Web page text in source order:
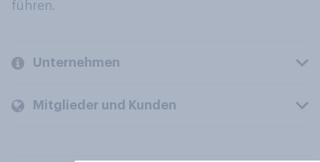
führen.
Unternehmen
Mitglieder und Kunden